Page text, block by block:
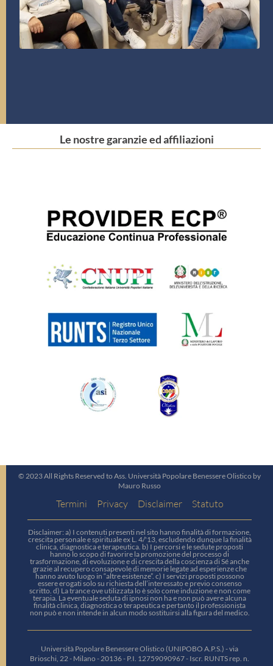
Le nostre garanzie ed affiliazioni
© 2023 All Rights Reserved to Ass. Università Popolare Benessere Olistico by
Mauro Russo
Termini Privacy Disclaimer Statuto
Disclaimer: a) I contenuti presenti nel sito hanno finalità di formazione,
crescita personale e spirituale ex L. 4/'13, escludendo dunque la finalità
clinica, diagnostica e terapeutica. b) I percorsi e le sedute proposti
hanno lo scopo di favorire la promozione del processo di
trasformazione, di evoluzione e di crescita della coscienza di Sé anche
grazie al recupero consapevole di memorie legate ad esperienze che
hanno avuto luogo in “altre esistenze”. c) I servizi proposti possono
essere erogati solo su richiesta dell’interessato e previo consenso
scritto. d) La trance ove utilizzata lo è solo come induzione e non come
terapia. La eventuale seduta di ipnosi non ha e non può avere alcuna
finalità clinica, diagnostica o terapeutica e pertanto il professionista
non può e non intende in alcun modo sostituirsi alla figura del medico.
Università Popolare Benessere Olistico (UNIPOBO A.P.S.) - via
Brioschi, 22 - Milano - 20136 - P.I. 12759090967 - Iscr. RUNTS rep. n.